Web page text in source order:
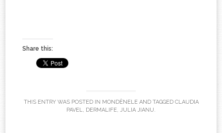
Share this:
THIS ENTRY WAS POSTED IN MONDÈNELEAND TAGGED CLAUDIA
PAVEL, DERMALIFE, JULIA JIANU.